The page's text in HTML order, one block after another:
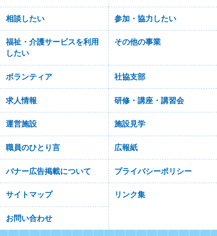
相談したい 参加・協力したい
福祉・介護サービスを利用
したい
その他の事業
ボランティア 社協支部
求人情報 研修・講座・講習会
運営施設 施設見学
職員のひとり言 広報紙
バナー広告掲載について プライバシーポリシー
サイトマップ リンク集
お問い合わせ